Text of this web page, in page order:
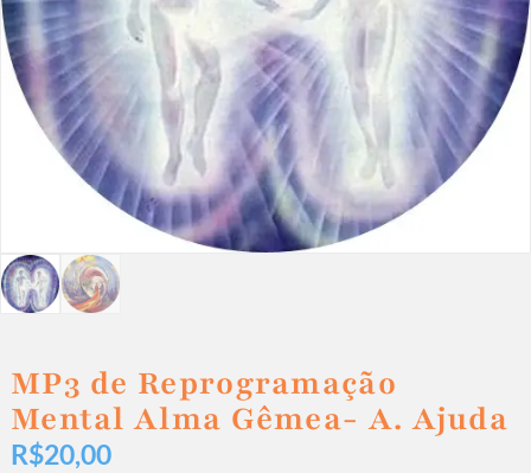
MP3 de Reprogramação
Mental Alma Gêmea- A. Ajuda
R$20,00